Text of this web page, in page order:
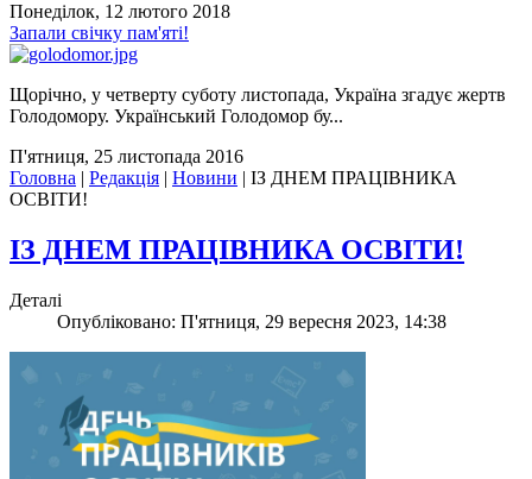
Понеділок, 12 лютого 2018
Запали свічку пам'яті!
Щорічно, у четверту суботу листопада, Україна згадує жертв
Голодомору. Український Голодомор бу...
П'ятниця, 25 листопада 2016
Головна | Редакція | Новини | ІЗ ДНЕМ ПРАЦІВНИКА
ОСВІТИ!
ІЗ ДНЕМ ПРАЦІВНИКА ОСВІТИ!
Деталі
Опубліковано: П'ятниця, 29 вересня 2023, 14:38